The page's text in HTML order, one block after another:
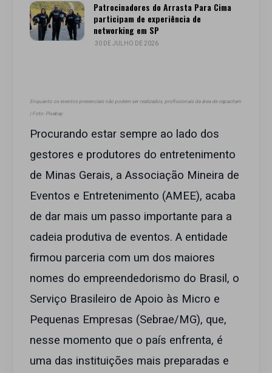
Patrocinadores do Arrasta Para Cima
participam de experiência de
networking em SP
30 DE JULHO DE 2026
Enquanto os eventos presenciais não podem ser realizados, profissionais da área de capacitam
| Foto: Pixabay
Procurando estar sempre ao lado dos
gestores e produtores do entretenimento
de Minas Gerais, a Associação Mineira de
Eventos e Entretenimento (AMEE), acaba
de dar mais um passo importante para a
cadeia produtiva de eventos. A entidade
firmou parceria com um dos maiores
nomes do empreendedorismo do Brasil, o
Serviço Brasileiro de Apoio às Micro e
Pequenas Empresas (Sebrae/MG), que,
nesse momento que o país enfrenta, é
uma das instituições mais preparadas e